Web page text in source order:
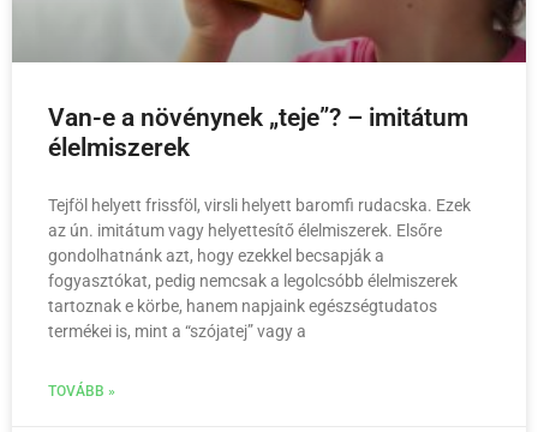
Van-e a növénynek „teje”? – imitátum
élelmiszerek
Tejföl helyett frissföl, virsli helyett baromfi rudacska. Ezek
az ún. imitátum vagy helyettesítő élelmiszerek. Elsőre
gondolhatnánk azt, hogy ezekkel becsapják a
fogyasztókat, pedig nemcsak a legolcsóbb élelmiszerek
tartoznak e körbe, hanem napjaink egészségtudatos
termékei is, mint a “szójatej” vagy a
TOVÁBB »